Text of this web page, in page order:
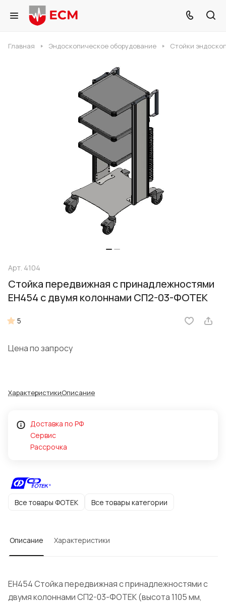
Главная Эндоскопическое оборудование Стойки
Арт. 4104
Стойка передвижная с принадлежностями
ЕН454 с двумя колоннами СП2-03-ФОТЕК
5
Цена по запросу
ХарактеристикиОписание
Доставка по РФ
Сервис
Рассрочка
Все товары ФОТЕК Все товары категории
Описание Характеристики
ЕН454 Стойка передвижная с принадлежностями с
двумя колоннами СП2-03-ФОТЕК (высота 1105 мм,